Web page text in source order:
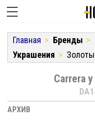
Главная Бренды
Украшения
Carrera
АРХИВ